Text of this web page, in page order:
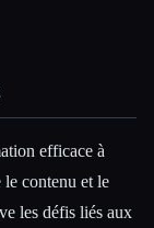
efficace à
contenu et le
les défis liés aux